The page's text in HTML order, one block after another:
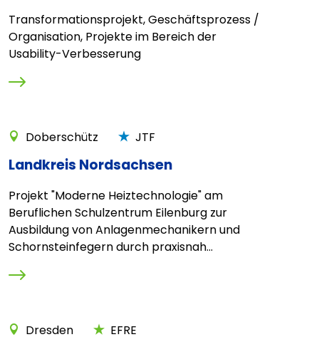
Transformationsprojekt, Geschäftsprozess /
Organisation, Projekte im Bereich der
Usability-Verbesserung
Doberschütz JTF
Landkreis Nordsachsen
Projekt "Moderne Heiztechnologie" am
Beruflichen Schulzentrum Eilenburg zur
Ausbildung von Anlagenmechanikern und
Schornsteinfegern durch praxisnah...
Dresden EFRE